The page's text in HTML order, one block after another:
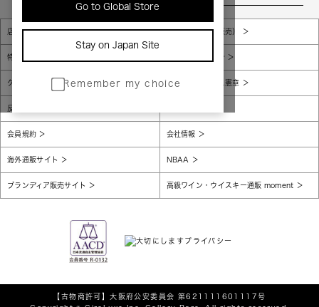
Go to Global Store
Stay on Japan Site
Remember my choice
店舗一覧 販売規約（店頭販売）
特定商取引法に基づく表示 個人情報保護方針
グローバルプライバシーポリシー コンプライアンス憲章
反社会的勢力に対する基本方針
会員規約 会社情報
海外通販サイト NBAA
ブランディア販売サイト 高級ワイン・ウイスキー通販 moment
【古物商許可】大阪府公安委員会 第621111601117号